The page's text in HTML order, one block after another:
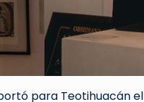
para Teotihuacán